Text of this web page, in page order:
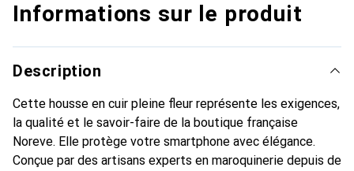
Informations sur le produit
Description
Cette housse en cuir pleine fleur représente les exigences,
la qualité et le savoir-faire de la boutique française
Noreve. Elle protège votre smartphone avec élégance.
Conçue par des artisans experts en maroquinerie depuis de